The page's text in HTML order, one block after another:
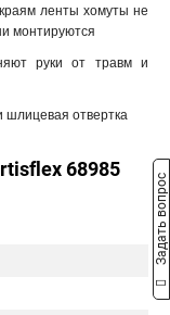
ленты хомуты не
монтируются
руки от травм и
шлицевая отвертка
68985
Задать вопрос